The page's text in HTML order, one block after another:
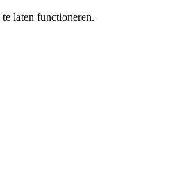
laten functioneren.